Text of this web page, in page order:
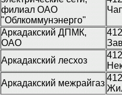
филиал ОАО
"Облкоммунэнерго"
Аркадакский ДПМК,
ОАО
Аркадакский лесхоз
Аркадакский межрайгаз